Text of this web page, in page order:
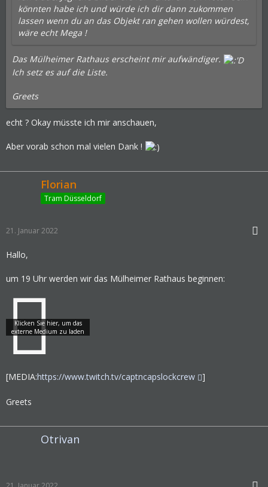
könnten habe ich und würde ich dir dann zukommen
lassen wenn du an das Objekt ran gehen wollen würdest,
wäre echt Mega !
Das Mülheimer Rathaus erscheint mir aufwändiger.
Ich setz es auf die Liste.
Greets
echt ? Okay müsste ich mir anschauen,
Aber vorab schon mal vielen Dank !
Florian
Tram Düsseldorf
21. Januar 2022
Hallo,
um 19 Uhr werden wir das Mülheimer Rathaus beginnen:
[MEDIA:https://www.twitch.tv/captncapslockcrew ]
Greets
Otrivan